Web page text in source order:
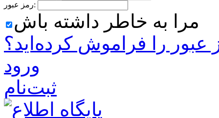
رمز عبور:
مرا به خاطر داشته باش
‌عبور را فراموش کرده‌اید؟
ورود
ثبت‌نام